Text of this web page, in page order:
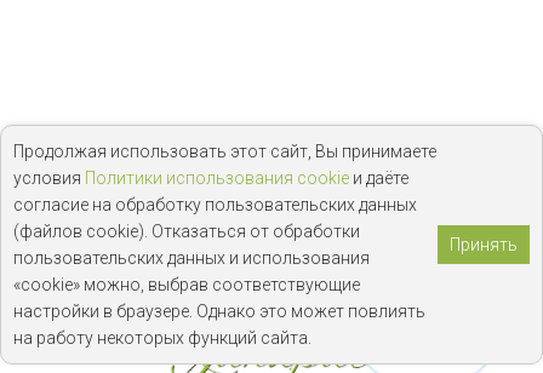
Продолжая использовать этот сайт, Вы принимаете
условия Политики использования cookie и даёте
согласие на обработку пользовательских данных
(файлов cookie). Отказаться от обработки
пользовательских данных и использования
«cookie» можно, выбрав соответствующие
настройки в браузере. Однако это может повлиять
на работу некоторых функций сайта.
Принять